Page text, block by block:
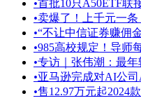
•首批10只A50ETF联
•卖爆了！上千元一条
•“不让中信证券赚佣
•985高校规定！导师
•专访｜张伟潮：最
•亚马逊完成对AI公司
•售12.97万元起2024